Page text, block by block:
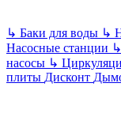
↳ Баки для воды ↳
Насосные станции ↳
насосы ↳
плиты Дисконт